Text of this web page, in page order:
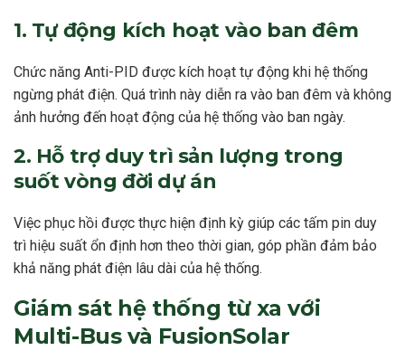
1. Tự động kích hoạt vào ban đêm
Chức năng Anti-PID được kích hoạt tự động khi hệ thống
ngừng phát điện. Quá trình này diễn ra vào ban đêm và không
ảnh hưởng đến hoạt động của hệ thống vào ban ngày.
2. Hỗ trợ duy trì sản lượng trong
suốt vòng đời dự án
Việc phục hồi được thực hiện định kỳ giúp các tấm pin duy
trì hiệu suất ổn định hơn theo thời gian, góp phần đảm bảo
khả năng phát điện lâu dài của hệ thống.
Giám sát hệ thống từ xa với
Multi-Bus và FusionSolar